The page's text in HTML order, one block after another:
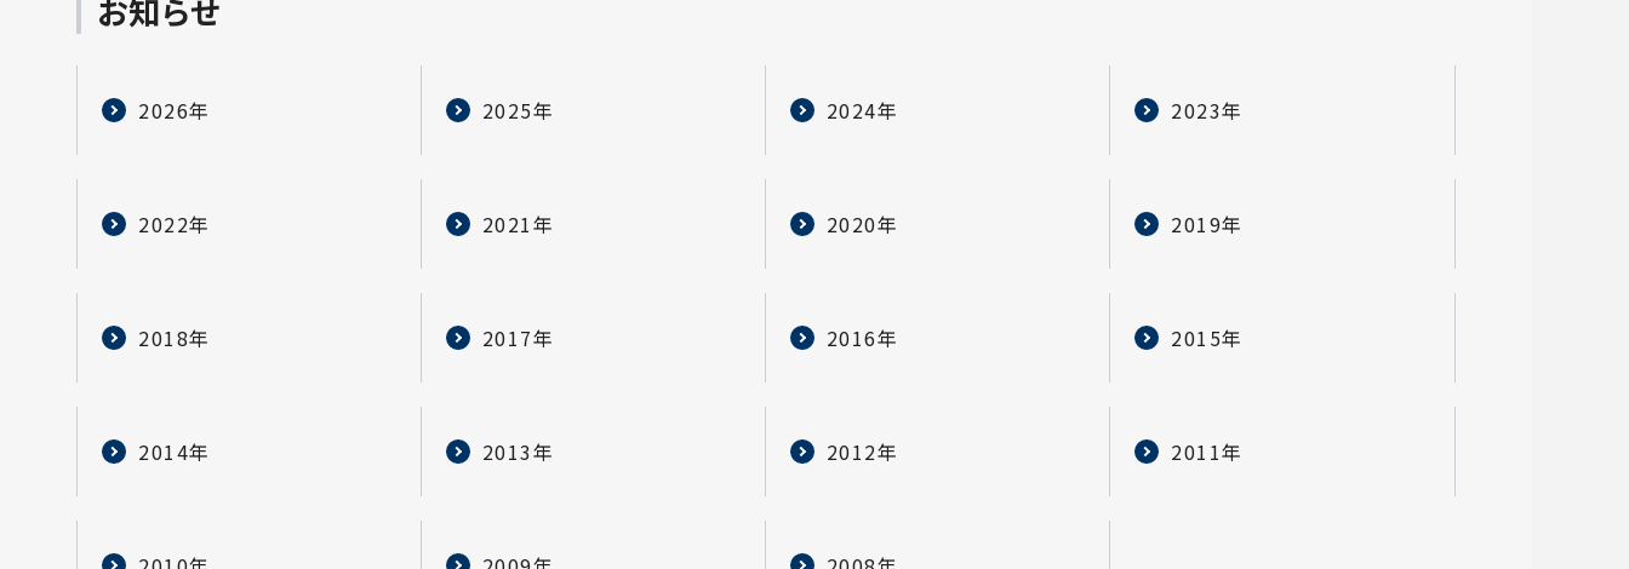
お知らせ
2026年 2025年 2024年 2023年
2022年 2021年 2020年 2019年
2018年 2017年 2016年 2015年
2014年 2013年 2012年 2011年